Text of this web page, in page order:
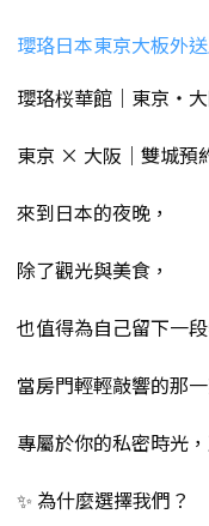
瓔珞日本東京大板外
瓔珞桜華館｜東京・
東京 × 大阪｜雙城預
來到日本的夜晚，
除了觀光與美食，
也值得為自己留下一
當房門輕輕敲響的那
專屬於你的私密時光
✨ 為什麼選擇我們？